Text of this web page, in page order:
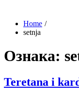
Home
setnja
Ознака:
Teretana i